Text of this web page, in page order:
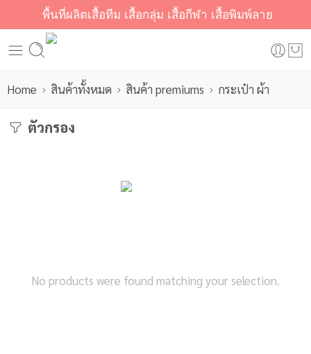
พื้นที่ผลิตเสื้อทีม เสื้อกลุ่ม เสื้อกีฬา เสื้อพิมพ์ลาย
Home สินค้าทั้งหมด สินค้า premiums กระเป๋า ผ้า
ตัวกรอง
No products were found matching your selection.